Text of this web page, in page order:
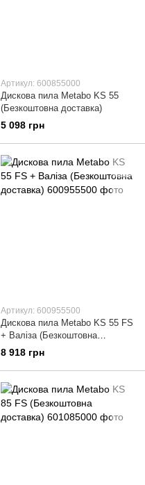
Артикул: 600855000
Дискова пила Metabo KS 55
(Безкоштовна доставка)
5 098 грн
Артикул: 600955500
Дискова пила Metabo KS 55 FS
+ Валіза (Безкоштовна
доставка)
8 918 грн